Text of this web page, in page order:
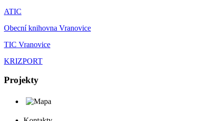
ATIC
Obecní knihovna Vranovice
TIC Vranovice
KRIZPORT
Projekty